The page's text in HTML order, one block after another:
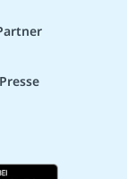
Presse